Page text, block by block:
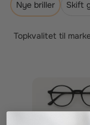
Nye briller Skift
Topkvalitet til